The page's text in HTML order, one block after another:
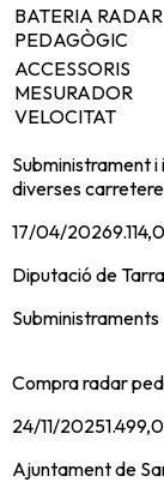
BATERIA RADAR
PEDAGÒGIC
ACCESSORIS
MESURADOR
VELOCITAT
Subministrament i
diverses
17/04/2026
Diputació de
Subministraments
Compra radar
24/11/2025
Ajuntament de